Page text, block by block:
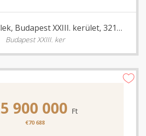
Eladó Építési telek, Budapest XXIII. kerület, 3211 nm
Budapest XXIII. ker
900 000 Ft
€70 688